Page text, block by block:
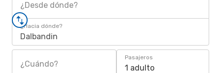
¿Desde dónde?
¿Hacia dónde?
Dalbandin
¿Cuándo?
Pasajeros
1 adulto